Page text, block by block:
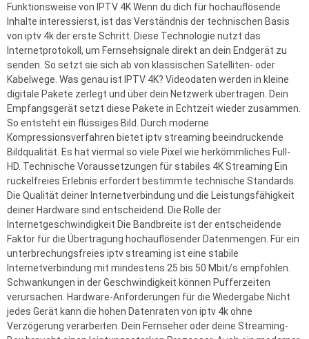
Funktionsweise von IPTV 4K Wenn du dich für hochauflösende
Inhalte interessierst, ist das Verständnis der technischen Basis
von iptv 4k der erste Schritt. Diese Technologie nutzt das
Internetprotokoll, um Fernsehsignale direkt an dein Endgerät zu
senden. So setzt sie sich ab von klassischen Satelliten- oder
Kabelwege. Was genau ist IPTV 4K? Videodaten werden in kleine
digitale Pakete zerlegt und über dein Netzwerk übertragen. Dein
Empfangsgerät setzt diese Pakete in Echtzeit wieder zusammen.
So entsteht ein flüssiges Bild. Durch moderne
Kompressionsverfahren bietet iptv streaming beeindruckende
Bildqualität. Es hat viermal so viele Pixel wie herkömmliches Full-
HD. Technische Voraussetzungen für stabiles 4K Streaming Ein
ruckelfreies Erlebnis erfordert bestimmte technische Standards.
Die Qualität deiner Internetverbindung und die Leistungsfähigkeit
deiner Hardware sind entscheidend. Die Rolle der
Internetgeschwindigkeit Die Bandbreite ist der entscheidende
Faktor für die Übertragung hochauflösender Datenmengen. Für ein
unterbrechungsfreies iptv streaming ist eine stabile
Internetverbindung mit mindestens 25 bis 50 Mbit/s empfohlen.
Schwankungen in der Geschwindigkeit können Pufferzeiten
verursachen. Hardware-Anforderungen für die Wiedergabe Nicht
jedes Gerät kann die hohen Datenraten von iptv 4k ohne
Verzögerung verarbeiten. Dein Fernseher oder deine Streaming-